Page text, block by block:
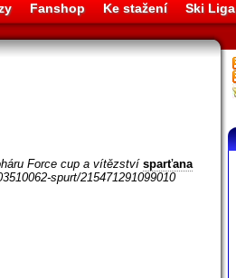
Fanshop Ke stažení Ski Liga
Force cup a vítězství sparťana
spurt/215471291099010